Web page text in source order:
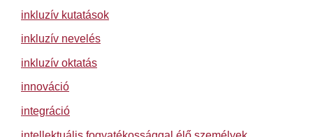
inkluzív kutatások
inkluzív nevelés
inkluzív oktatás
innováció
integráció